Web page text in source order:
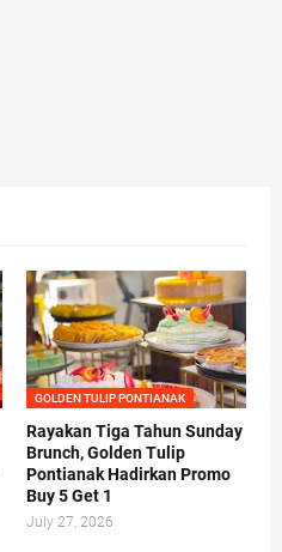
GOLDEN TULIP PONTIANAK
Rayakan Tiga Tahun Sunday
Brunch, Golden Tulip
Pontianak Hadirkan Promo
Buy 5 Get 1
July 27, 2026